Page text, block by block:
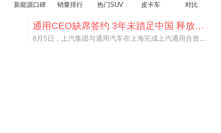
新能源口碑 销量排行 热门SUV 皮卡车 对比
通用CEO缺席签约 3年未踏足中国 释放反常信号